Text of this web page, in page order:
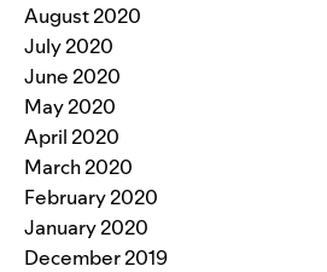
August 2020
July 2020
June 2020
May 2020
April 2020
March 2020
February 2020
January 2020
December 2019